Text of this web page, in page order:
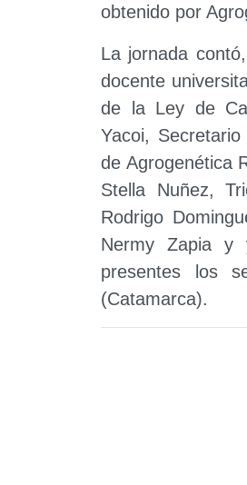
obtenido por
La jornada
docente
de la Ley de
Yacoi,
de Agrogenética
Stella Nuñez,
Rodrigo
Nermy Zapia y
presentes los
(Catamarca).